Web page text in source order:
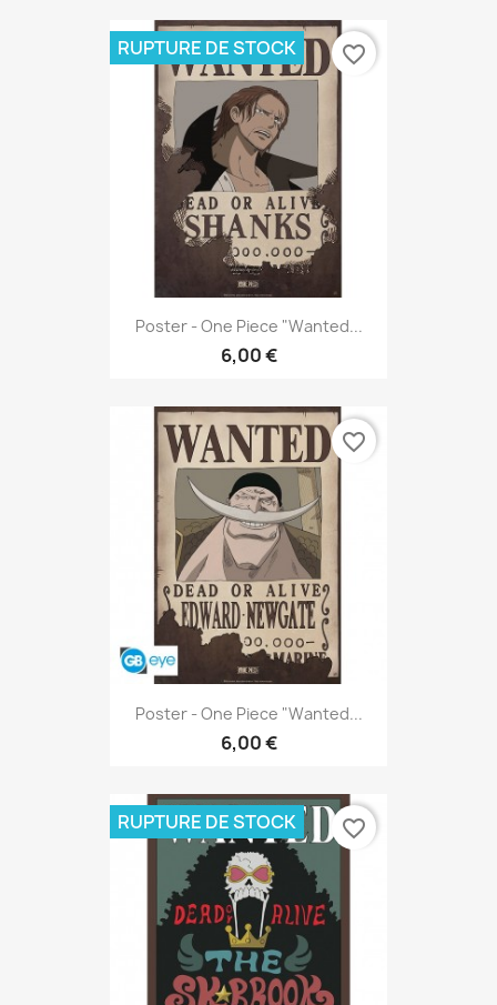
Poster - One Piece "Wanted...
6,00 €
RUPTURE DE STOCK favorite_border
Poster - One Piece "Wanted...
6,00 €
favorite_border
RUPTURE DE STOCK favorite_border